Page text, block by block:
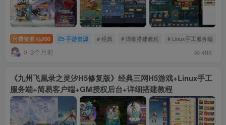
付费资源 200 手游资源 # 经典 # 详细搭建教程 # Linux手工服务端
3个月前 488
《九州飞凰录之灵汐H5修复版》经典三网H5游戏+Linux手工
服务端+简易客户端+GM授权后台+详细搭建教程